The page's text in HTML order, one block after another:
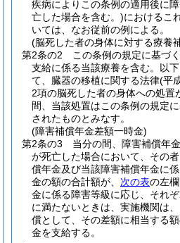
疾病によりこの条例の適用後に
亡した場合を含む。)におけるこ
いては、なお従前の例による。
(脳死した者の身体に対する療養
第2条の2
この条例の規定に基づ
支給に係る当該療養を含む。以
て、臓器の移植に関する法律(平
2項の脳死した者の身体への処置
間、当該処置はこの条例の規定
されたものとみなす。
(障害補償年金差額一時金)
第2条の3
当分の間、障害補償年
が死亡した場合において、その
償年金及び当該障害補償年金に
金の額の合計額が、 次の表の左
金に係る障害等級に応じ、それ
に満たないときは、実施機関は
償として、その差額に相当する
金を支給する。